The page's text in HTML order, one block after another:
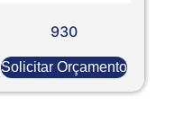
930
Solicitar Orçamento